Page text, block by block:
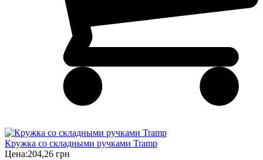
Кружка со складными ручками Tramp
Цена:204,26 грн